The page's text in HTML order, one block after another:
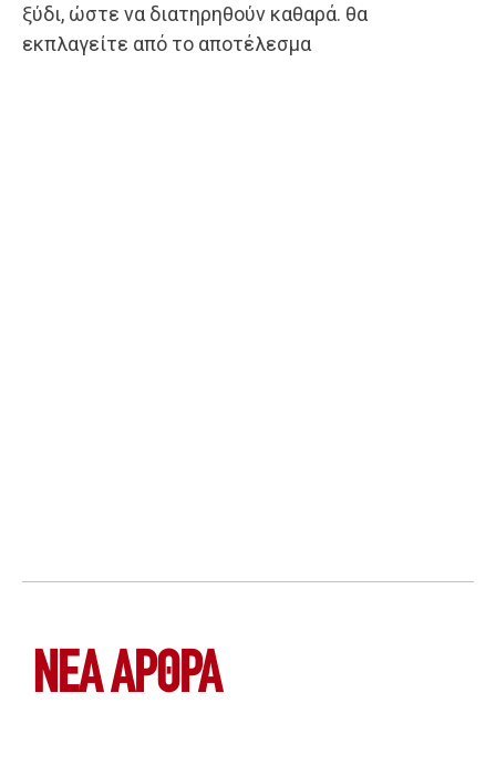
ξύδι, ώστε να διατηρηθούν καθαρά. θα
εκπλαγείτε από το αποτέλεσμα
ΝΕΑ ΆΡΘΡΑ